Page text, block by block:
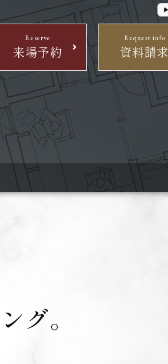
Reserve
来場予約
Request info
資料請求
グ。